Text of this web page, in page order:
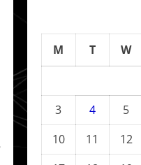
M T W
3
4 5
10
11 12